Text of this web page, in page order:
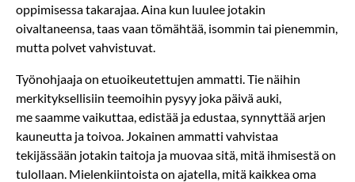
oppimisessa takarajaa. Aina kun luulee jotakin
oivaltaneensa, taas vaan tömähtää, isommin tai pienemmin,
mutta polvet vahvistuvat.
Työnohjaaja on etuoikeutettujen ammatti. Tie näihin
merkityksellisiin teemoihin pysyy joka päivä auki,
me saamme vaikuttaa, edistää ja edustaa, synnyttää arjen
kauneutta ja toivoa. Jokainen ammatti vahvistaa
tekijässään jotakin taitoja ja muovaa sitä, mitä ihmisestä on
tulollaan. Mielenkiintoista on ajatella, mitä kaikkea oma